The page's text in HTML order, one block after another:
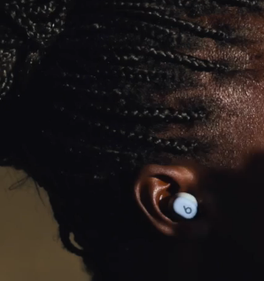
Toonaangevende Class 1
groter bereik en minder uitval
Bluetooth-compatibiliteit:
Bluetooth 5.3
Moeiteloos bellen met
microfoons voorzien van een
ruislerend algoritme
Batterij
Langere batterijduur van de
uur afspelen